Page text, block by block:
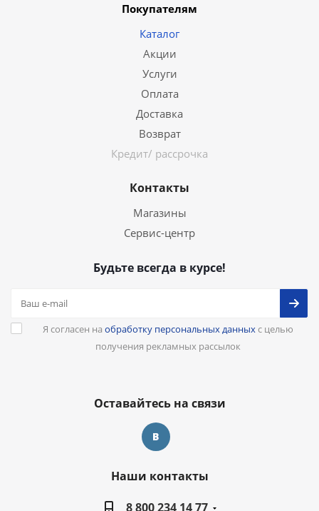
Покупателям
Каталог
Акции
Услуги
Оплата
Доставка
Возврат
Кредит/ рассрочка
Контакты
Магазины
Сервис-центр
Будьте всегда в курсе!
Я согласен на обработку персональных данныхс целью
получения рекламных рассылок
Оставайтесь на связи
Наши контакты
8 800 234 14 77